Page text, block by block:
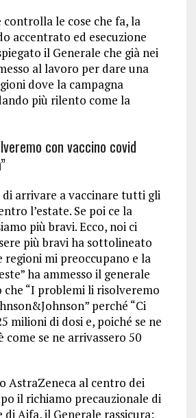
controlla le cose che fa, la
accentrato ed esecuzione
il Generale che già nei
al lavoro per dare una
dove la campagna
più rilento come la
con vaccino covid
di arrivare a vaccinare tutti gli
l’estate. Se poi ce la
più bravi. Ecco, noi ci
più bravi ha sottolineato
regioni mi preoccupano e la
ha ammesso il generale
che “I problemi li risolveremo
perché “Ci
milioni di dosi e, poiché se ne
se ne arrivassero 50
AstraZeneca al centro dei
il richiamo precauzionale di
Aifa, il Generale rassicura: